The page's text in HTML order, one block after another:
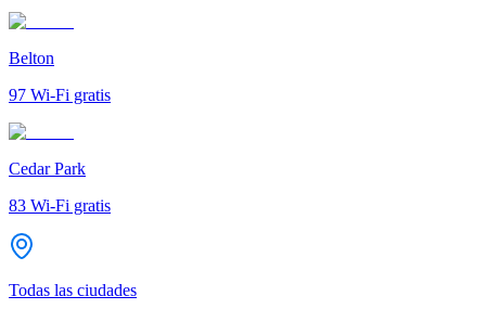
Belton
97 Wi-Fi gratis
Cedar Park
83 Wi-Fi gratis
Todas las ciudades